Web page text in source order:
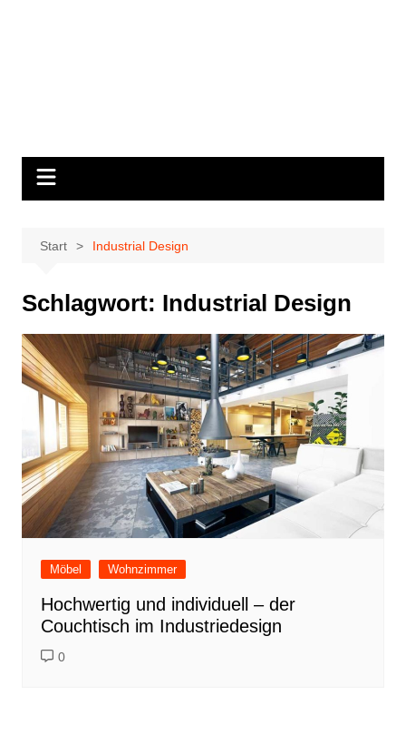
Start Industrial Design
Schlagwort: Industrial Design
Möbel Wohnzimmer
Hochwertig und individuell – der
Couchtisch im Industriedesign
0